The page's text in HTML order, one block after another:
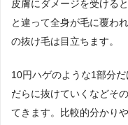
皮膚にダメージを受けると
と違って全身が毛に覆わ
の抜け毛は目立ちます。
10円ハゲのような1部分
だらに抜けていくなどそ
てきます。比較的分かり